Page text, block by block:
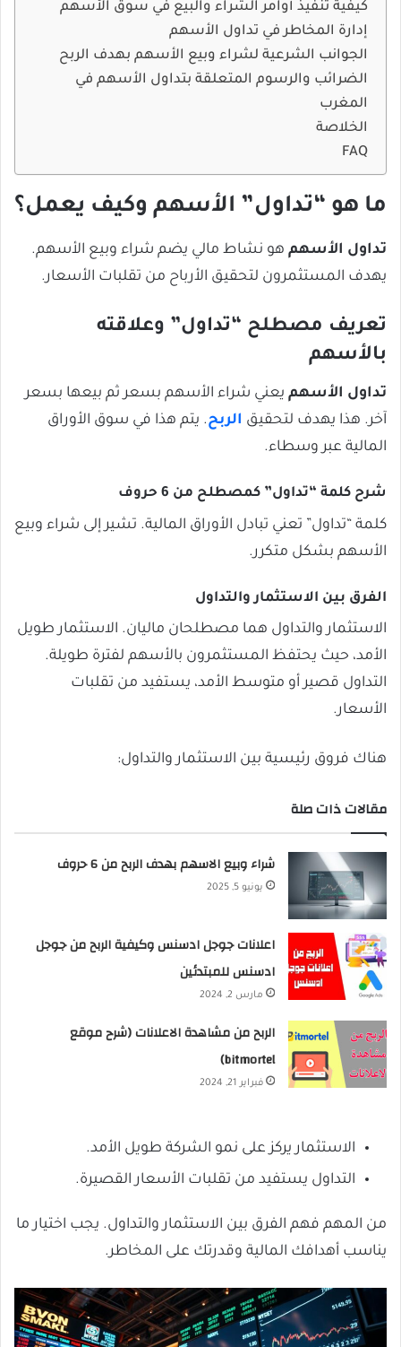
كيفية تنفيذ أوامر الشراء والبيع في سوق الأسهم
إدارة المخاطر في تداول الأسهم
الجوانب الشرعية لشراء وبيع الأسهم بهدف الربح
الضرائب والرسوم المتعلقة بتداول الأسهم في
المغرب
الخلاصة
FAQ
ما هو “تداول” الأسهم وكيف يعمل؟
تداول الأسهم هو نشاط مالي يضم شراء وبيع الأسهم.
يهدف المستثمرون لتحقيق الأرباح من تقلبات الأسعار.
تعريف مصطلح “تداول” وعلاقته
بالأسهم
تداول الأسهم يعني شراء الأسهم بسعر ثم بيعها بسعر
آخر. هذا يهدف لتحقيق الربح. يتم هذا في سوق الأوراق
المالية عبر وسطاء.
شرح كلمة “تداول” كمصطلح من 6 حروف
كلمة “تداول” تعني تبادل الأوراق المالية. تشير إلى شراء وبيع
الأسهم بشكل متكرر.
الفرق بين الاستثمار والتداول
الاستثمار والتداول هما مصطلحان ماليان. الاستثمار طويل
الأمد، حيث يحتفظ المستثمرون بالأسهم لفترة طويلة.
التداول قصير أو متوسط الأمد، يستفيد من تقلبات
الأسعار.
هناك فروق رئيسية بين الاستثمار والتداول:
مقالات ذات صلة
شراء وبيع الاسهم بهدف الربح من 6 حروف
يونيو 5, 2025
اعلانات جوجل ادسنس وكيفية الربح من جوجل
ادسنس للمبتدئين
مارس 2, 2024
الربح من مشاهدة الاعلانات (شرح موقع
bitmortel)
فبراير 21, 2024
الاستثمار يركز على نمو الشركة طويل الأمد.
التداول يستفيد من تقلبات الأسعار القصيرة.
من المهم فهم الفرق بين الاستثمار والتداول. يجب اختيار ما
يناسب أهدافك المالية وقدرتك على المخاطر.